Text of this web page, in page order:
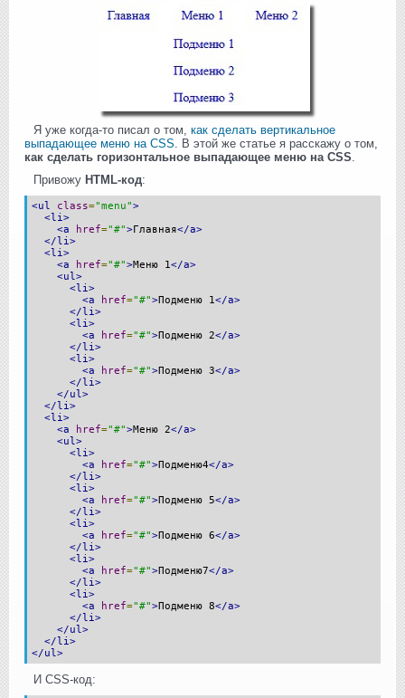
Я уже когда-то писал о том, как сделать вертикальное
выпадающее меню на CSS . В этой же статье я расскажу о том,
как сделать горизонтальное выпадающее меню на CSS
Привожу HTML-код:
<ul class="menu">
<li>
<a
href="#">Главная</a>
</li>
<li>
<a
href="#">Меню 1</a>
<ul>
<li>
<a
href="#">Подменю 1</a>
</li>
<li>
<a
href="#">Подменю 2</a>
</li>
<li>
<a
href="#">Подменю 3</a>
</li>
</ul>
</li>
<li>
<a
href="#">Меню 2</a>
<ul>
<li>
<a
href="#">Подменю4</a>
</li>
<li>
<a
href="#">Подменю 5</a>
</li>
<li>
<a
href="#">Подменю 6</a>
</li>
<li>
<a
href="#">Подменю7</a>
</li>
<li>
<a
href="#">Подменю 8</a>
</li>
</ul>
</li>
</ul>
И CSS-код: